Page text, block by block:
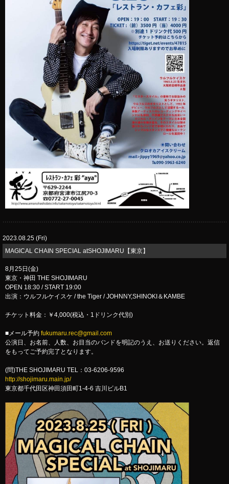
2023.08.25 (Fri)
MAGICAL CHAIN SPECIAL atSHOJIMARU【東京】
8月25日(金)
東京・神田 THE SHOJIMARU
OPEN 18:30 / START 19:00
出演：ウルフルケイスケ / the Tiger / JOHNNY,SHINOKI＆KAMBE
チケット料金：￥4,000(税込・1ドリンク代別)
■メール予約 fukumaru.rec@gmail.com
公演日、お名前、人数、お目当のバンドを明記のうえ、お送りください。返信
をもってご予約完了となります。
(問)THE SHOJIMARU TEL：03-6206-9596
http://shojimaru.main.jp/
東京都千代田区神田須田町1-4-6 吉川ビルB1